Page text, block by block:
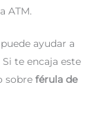
ATM.
ayudar a
te encaja este
sobre férula de